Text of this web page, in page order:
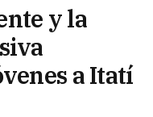
y la
a Itatí